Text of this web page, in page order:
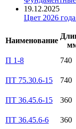
19.12.2025
Цвет 2026
Наименование
П 1-8 740
ПТ 75.30.6-15
740
ПТ 36.45.6-15
360
ПТ 36.45.6-6
360